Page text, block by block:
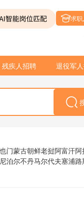
求职
残疾人招聘 退役军
也门蒙古朝鲜老挝阿富汗阿
尼泊尔不丹马尔代夫塞浦路